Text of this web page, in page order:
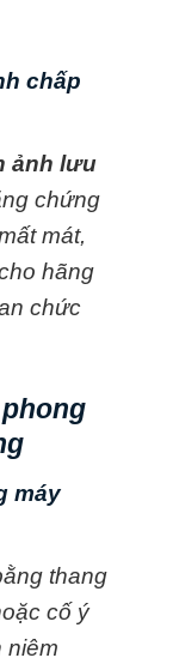
chấp
ảnh lưu
chứng
mát,
hãng
chức
máy
thang
cố ý
niêm